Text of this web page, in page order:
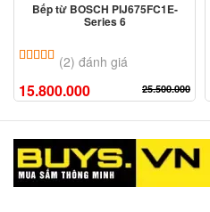
Bếp từ BOSCH PIJ675FC1E-
Series 6
5.00 trên 5 dựa trên
(2) đánh giá
15.800.000 25.500.000